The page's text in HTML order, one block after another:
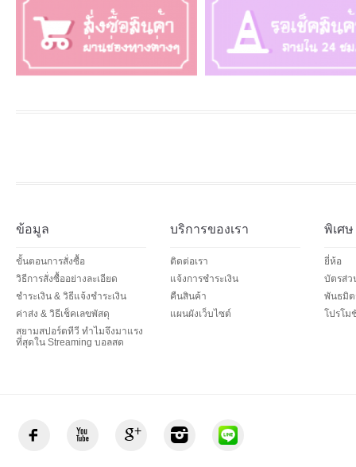
ข้อมูล
ขั้นตอนการสั่งซื้อ
วิธีการสั่งซื้ออย่างละเอียด
ชำระเงิน & วิธีแจ้งชำระเงิน
ค่าส่ง & วิธีเช็คเลขพัสดุ
สยามสปอร์ตทีวี ทำไมจึงมาแรง
ที่สุดใน Streaming บอลสด
บริการของเรา
ติดต่อเรา
แจ้งการชำระเงิน
คืนสินค้า
แผนผังเว็บไซต์
พิเศษ
ยี่ห้อ
บัตรส่ว
พันธมิต
โปรโม